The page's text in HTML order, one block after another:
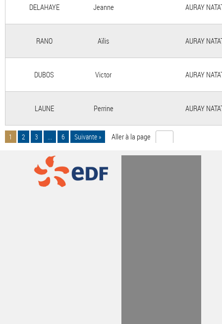
DELAHAYE Jeanne AURAY
RANO Aïlis AURAY
DUBOS Victor AURAY
LAUNE Perrine AURAY
1 2 3 ... 6 Suivante » Aller à la page